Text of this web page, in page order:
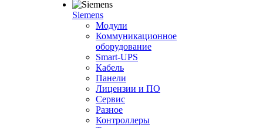
Siemens
Модули
Коммуникационное
оборудование
Smart-UPS
Кабель
Панели
Лицензии и ПО
Сервис
Разное
Контроллеры